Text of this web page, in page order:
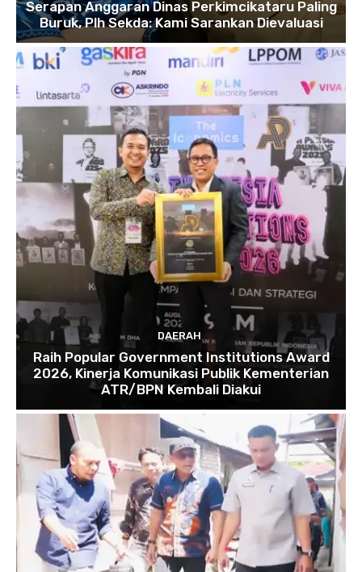
Serapan Anggaran Dinas Perkimcikataru Paling
Buruk, Plh Sekda: Kami Sarankan Dievaluasi
DAERAH
Raih Popular Government Institutions Award
2026, Kinerja Komunikasi Publik Kementerian
ATR/BPN Kembali Diakui